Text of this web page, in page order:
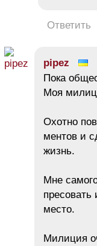
Ответить
pipez
Пока
Моя
Охотно
ментов и
жизнь.
Мне
пресовать
место.
Милиция